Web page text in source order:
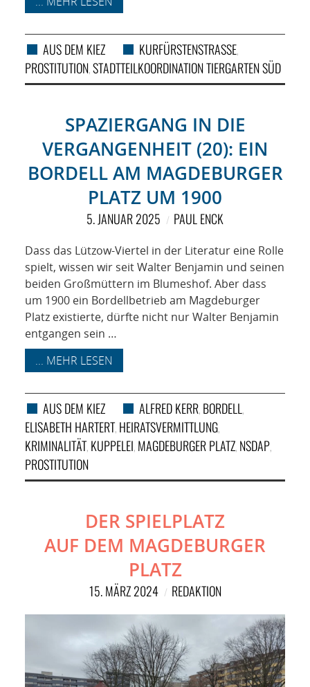
AUS DEM KIEZ KURFÜRSTENSTRASSE ,
PROSTITUTION,STADTTEILKOORDINATION TIERGARTEN SÜD
SPAZIERGANG IN DIE
VERGANGENHEIT (20): EIN
BORDELL AM MAGDEBURGER
PLATZ UM 1900
5. JANUAR 2025 PAUL ENCK
Dass das Lützow-Viertel in der Literatur eine Rolle
spielt, wissen wir seit Walter Benjamin und seinen
beiden Großmüttern im Blumeshof. Aber dass
um 1900 ein Bordellbetrieb am Magdeburger
Platz existierte, dürfte nicht nur Walter Benjamin
entgangen sein …
... MEHR LESEN
AUS DEM KIEZ ALFRED KERR, BORDELL ,
ELISABETH HARTERT, HEIRATSVERMITTLUNG,
KRIMINALITÄT, KUPPELEI, MAGDEBURGER PLATZ, NSDAP,
PROSTITUTION
DER SPIELPLATZ
AUF DEM MAGDEBURGER
PLATZ
15. MÄRZ 2024 REDAKTION